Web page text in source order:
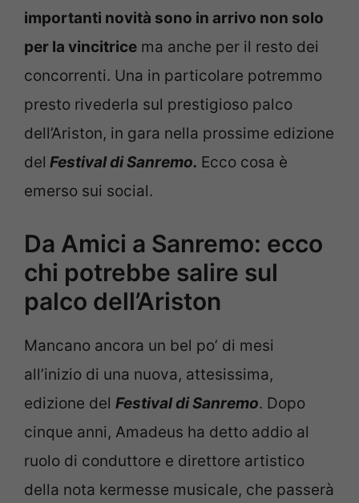
importanti novità sono in arrivo non solo
per la vincitrice ma anche per il resto dei
concorrenti. Una in particolare potremmo
presto rivederla sul prestigioso palco
dell’Ariston, in gara nella prossime edizione
del Festival di Sanremo. Ecco cosa è
emerso sui social.
Da Amici a Sanremo: ecco
chi potrebbe salire sul
palco dell’Ariston
Mancano ancora un bel po’ di mesi
all’inizio di una nuova, attesissima,
edizione del Festival di Sanremo. Dopo
cinque anni, Amadeus ha detto addio al
ruolo di conduttore e direttore artistico
della nota kermesse musicale, che passerà